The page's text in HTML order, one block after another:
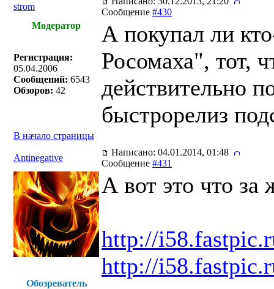
strom
Сообщение #430
Модератор
Регистрация:
05.04.2006
Сообщений: 6543
Обзоров: 42
А покупал ли
Росомаха", тот,
действительно
быстрорелиз
В начало страницы
Antinegative
Написано: 04.01.2014, 01:48
Сообщение #431
Обозреватель
А вот это что за
http://
http://